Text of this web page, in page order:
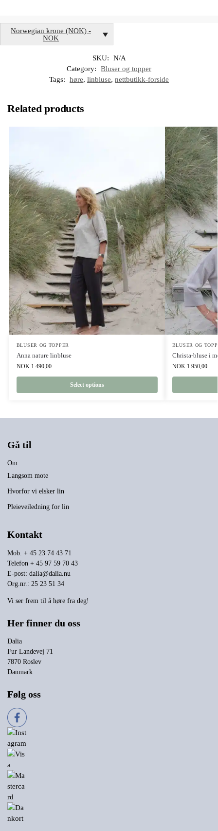
Norwegian krone (NOK) -
NOK
SKU:
N/A
Category:
Bluser og topper
Tags:
høre, linbluse, nettbutikk-forside
Related products
BLUSER OG TOPPER
Anna nature linbluse
NOK 1 490,00
Select options
BLUSER OG
Christa-bluse i
NOK 1 950,00
Gå til
Om
Langsom mote
Hvorfor vi elsker lin
Pleieveiledning for lin
Kontakt
Mob. + 45 23 74 43 71
Telefon + 45 97 59 70 43
E-post: dalia@dalia.nu
Org.nr.: 25 23 51 34
Vi ser frem til å høre fra deg!
Her finner du oss
Dalia
Fur Landevej 71
7870 Roslev
Danmark
Følg oss